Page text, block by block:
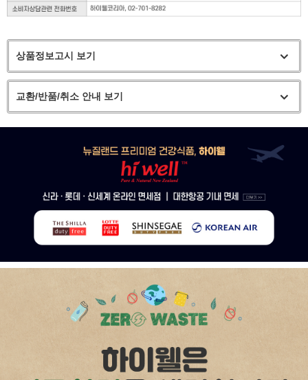
상품정보고시 보기
교환/반품/취소 안내 보기